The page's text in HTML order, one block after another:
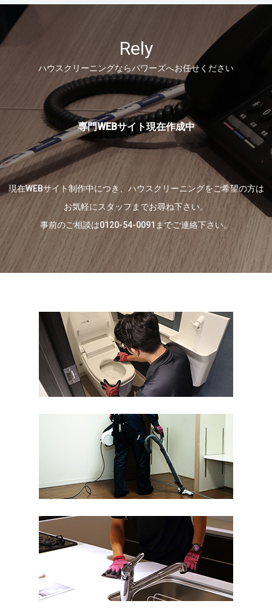
Rely
ハウスクリーニングならパワーズへお任せください
専門WEBサイト現在作成中
現在WEBサイト制作中につき、ハウスクリーニングをご希望の方は
お気軽にスタッフまでお尋ね下さい。
事前のご相談は0120-54-0091 までご連絡下さい。